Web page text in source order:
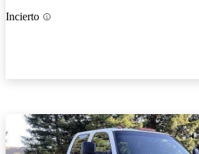
Incierto